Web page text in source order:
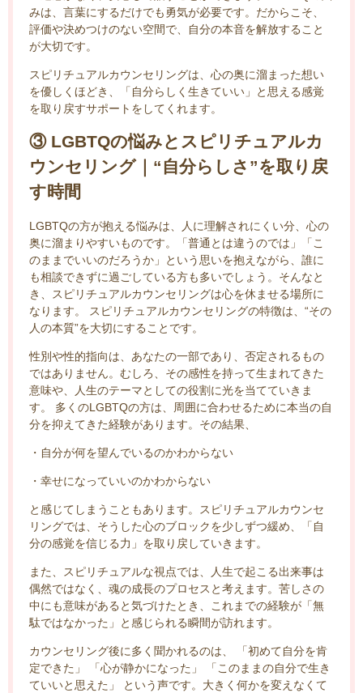
みは、言葉にするだけでも勇気が必要です。だからこそ、
評価や決めつけのない空間で、自分の本音を解放すること
が大切です。
スピリチュアルカウンセリングは、心の奥に溜まった想い
を優しくほどき、「自分らしく生きていい」と思える感覚
を取り戻すサポートをしてくれます。
③ LGBTQの悩みとスピリチュアルカ
ウンセリング｜“自分らしさ”を取り戻
す時間
LGBTQの方が抱える悩みは、人に理解されにくい分、心の
奥に溜まりやすいものです。「普通とは違うのでは」「こ
のままでいいのだろうか」という思いを抱えながら、誰に
も相談できずに過ごしている方も多いでしょう。そんなと
き、スピリチュアルカウンセリングは心を休ませる場所に
なります。 スピリチュアルカウンセリングの特徴は、“その
人の本質”を大切にすることです。
性別や性的指向は、あなたの一部であり、否定されるもの
ではありません。むしろ、その感性を持って生まれてきた
意味や、人生のテーマとしての役割に光を当てていきま
す。 多くのLGBTQの方は、周囲に合わせるために本当の自
分を抑えてきた経験があります。その結果、
・自分が何を望んでいるのかわからない
・幸せになっていいのかわからない
と感じてしまうこともあります。スピリチュアルカウンセ
リングでは、そうした心のブロックを少しずつ緩め、「自
分の感覚を信じる力」を取り戻していきます。
また、スピリチュアルな視点では、人生で起こる出来事は
偶然ではなく、魂の成長のプロセスと考えます。苦しさの
中にも意味があると気づけたとき、これまでの経験が「無
駄ではなかった」と感じられる瞬間が訪れます。
カウンセリング後に多く聞かれるのは、 「初めて自分を肯
定できた」 「心が静かになった」 「このままの自分で生き
ていいと思えた」 という声です。大きく何かを変えなくて